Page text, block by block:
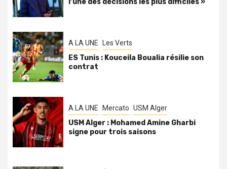
l’une des décisions les plus difficiles »
A LA UNE Les Verts
ES Tunis : Kouceila Boualia résilie son
contrat
A LA UNE Mercato USM Alger
USM Alger : Mohamed Amine Gharbi
signe pour trois saisons